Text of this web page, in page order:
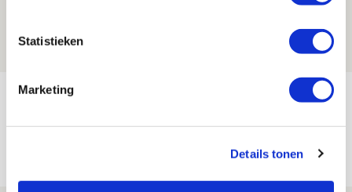
Statistieken
Marketing
Details tonen
Míchels elf: met welke formatie begin